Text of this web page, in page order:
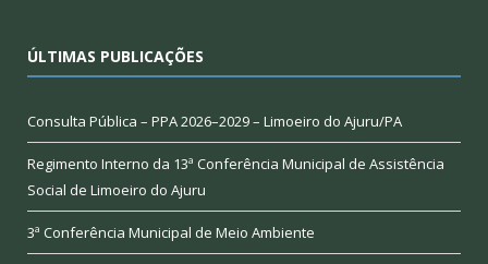
ÚLTIMAS PUBLICAÇÕES
Consulta Pública – PPA 2026–2029 – Limoeiro do Ajuru/PA
Regimento Interno da 13ª Conferência Municipal de Assistência
Social de Limoeiro do Ajuru
3ª Conferência Municipal de Meio Ambiente